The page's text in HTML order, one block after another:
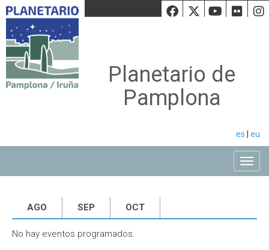
Facebook
Twiiter
Planetario de
Pamplona
es eu
AGO SEP OCT
No hay eventos programados.